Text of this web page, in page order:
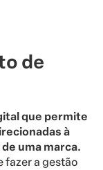
de
que permite
à
uma marca.
fazer a gestão